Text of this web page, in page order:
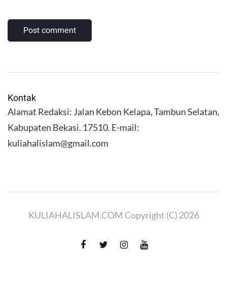
Kontak
Alamat Redaksi: Jalan Kebon Kelapa, Tambun Selatan,
Kabupaten Bekasi. 17510. E-mail:
kuliahalislam@gmail.com
KULIAHALISLAM.COM Copyright (C) 2026